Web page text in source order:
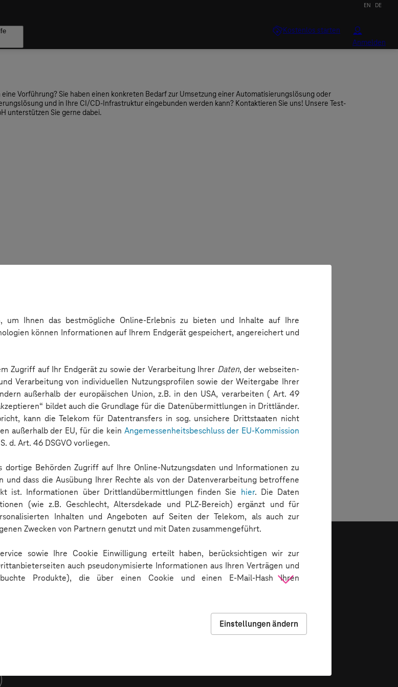
EN DE
Anmelden
Vorführung? Sie haben einen konkreten Bedarf zur Umsetzung einer Automatisierungslösung oder
und in Ihre CI/CD-Infrastruktur eingebunden werden kann? Kontaktieren Sie uns! Unsere Test-
unterstützen Sie gerne dabei.
0 / 2000
genommen.*
Jetzt Kontakt aufnehmen
um Ihnen das bestmögliche Online-Erlebnis zu bieten und Inhalte auf Ihre
können Informationen auf Ihrem Endgerät gespeichert, angereichert und
Zugriff auf Ihr Endgerät zu sowie der Verarbeitung Ihrer Daten, der webseiten-
Verarbeitung von individuellen Nutzungsprofilen sowie der Weitergabe Ihrer
außerhalb der europäischen Union, z.B. in den USA, verarbeiten ( Art. 49
bildet auch die Grundlage für die Datenübermittlungen in Drittländer.
kann die Telekom für Datentransfers in sog. unsichere Drittstaaten nicht
außerhalb der EU, für die kein Angemessenheitsbeschluss der EU-Kommission
d. Art. 46 DSGVO vorliegen.
Behörden Zugriff auf Ihre Online-Nutzungsdaten und Informationen zu
dass die Ausübung Ihrer Rechte als von der Datenverarbeitung betroffene
ist. Informationen über Drittlandübermittlungen finden Sie hier. Die Daten
(wie z.B. Geschlecht, Altersdekade und PLZ-Bereich) ergänzt und für
Inhalten und Angeboten auf Seiten der Telekom, als auch zur
Zwecken von Partnern genutzt und mit Daten zusammengeführt.
sowie Ihre Cookie Einwilligung erteilt haben, berücksichtigen wir zur
auch pseudonymisierte Informationen aus Ihren Verträgen und
Produkte), die über einen Cookie und einen E-Mail-Hash Ihren
Drittanbieter und zum jederzeit möglichen Widerrufs Ihrer Einwilligung,
Einstellungen ändern